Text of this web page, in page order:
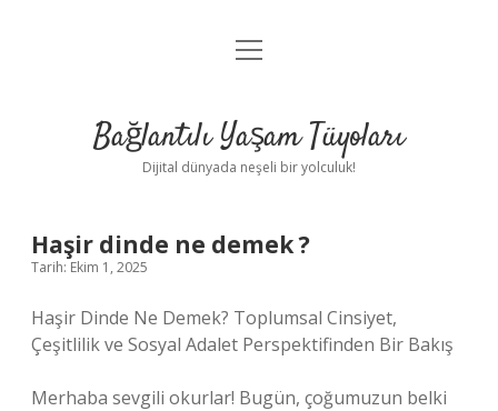
Anasayfa
Yasal Uyarı
menüyü
Bağlantılı Yaşam Tüyoları
Dijital dünyada neşeli bir yolculuk!
Haşir dinde ne demek ?
Tarih: Ekim 1, 2025
Haşir Dinde Ne Demek? Toplumsal Cinsiyet,
Çeşitlilik ve Sosyal Adalet Perspektifinden Bir Bakış
Merhaba sevgili okurlar! Bugün, çoğumuzun belki